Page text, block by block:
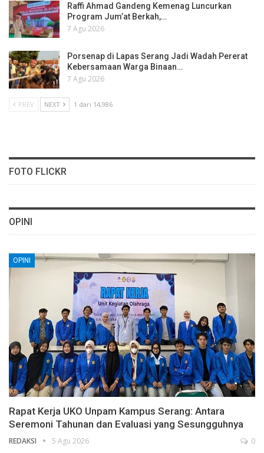
Raffi Ahmad Gandeng Kemenag Luncurkan
Program Jum’at Berkah,…
7 Agu 2026
Porsenap di Lapas Serang Jadi Wadah Pererat
Kebersamaan Warga Binaan…
7 Agu 2026
PREV NEXT 1 dari 14,986
FOTO FLICKR
OPINI
OPINI
Rapat Kerja UKO Unpam Kampus Serang: Antara
Seremoni Tahunan dan Evaluasi yang Sesungguhnya
REDAKSI 5 Agu 2026 0